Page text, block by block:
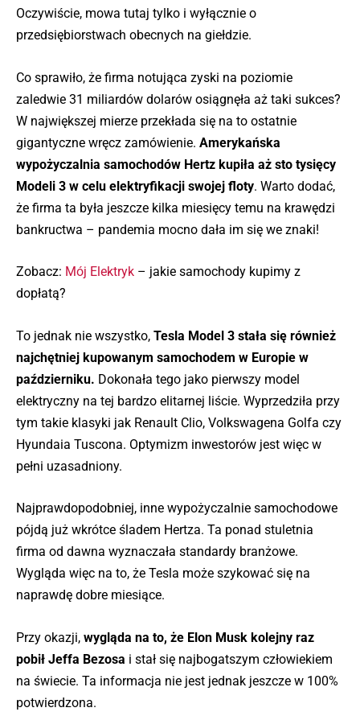
Oczywiście, mowa tutaj tylko i wyłącznie o
przedsiębiorstwach obecnych na giełdzie.
Co sprawiło, że firma notująca zyski na poziomie
zaledwie 31 miliardów dolarów osiągnęła aż taki sukces?
W największej mierze przekłada się na to ostatnie
gigantyczne wręcz zamówienie. Amerykańska
wypożyczalnia samochodów Hertz kupiła aż sto tysięcy
Modeli 3 w celu elektryfikacji swojej floty. Warto dodać,
że firma ta była jeszcze kilka miesięcy temu na krawędzi
bankructwa – pandemia mocno dała im się we znaki!
Zobacz: Mój Elektryk – jakie samochody kupimy z
dopłatą?
To jednak nie wszystko, Tesla Model 3 stała się również
najchętniej kupowanym samochodem w Europie w
październiku. Dokonała tego jako pierwszy model
elektryczny na tej bardzo elitarnej liście. Wyprzedziła przy
tym takie klasyki jak Renault Clio, Volkswagena Golfa czy
Hyundaia Tuscona. Optymizm inwestorów jest więc w
pełni uzasadniony.
Najprawdopodobniej, inne wypożyczalnie samochodowe
pójdą już wkrótce śladem Hertza. Ta ponad stuletnia
firma od dawna wyznaczała standardy branżowe.
Wygląda więc na to, że Tesla może szykować się na
naprawdę dobre miesiące.
Przy okazji, wygląda na to, że Elon Musk kolejny raz
pobił Jeffa Bezosa i stał się najbogatszym człowiekiem
na świecie. Ta informacja nie jest jednak jeszcze w 100%
potwierdzona.